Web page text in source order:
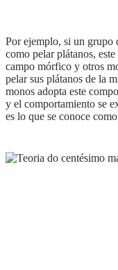
Por ejemplo, si un grupo de monos aprende una nueva habilidad,
como pelar plátanos,
campo mórfico y otros
pelar sus plátanos de la
monos adopta este
y el comportamiento se
es lo que se conoce